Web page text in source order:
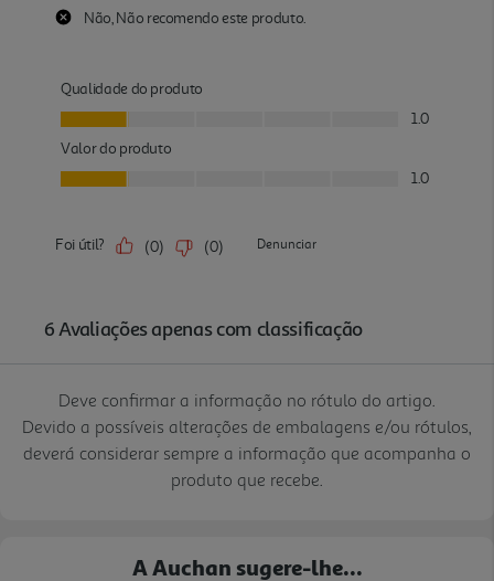
Deve confirmar a informação no rótulo do artigo.
Devido a possíveis alterações de embalagens e/ou rótulos,
deverá considerar sempre a informação que acompanha o
produto que recebe.
A Auchan sugere-lhe...